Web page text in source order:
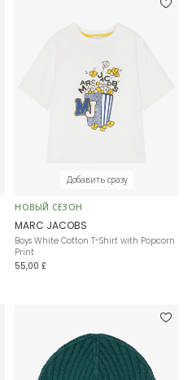
Добавить сразу
НОВЫЙ СЕЗОН
MARC JACOBS
Boys White Cotton T-Shirt with Popcorn
Print
55,00 £